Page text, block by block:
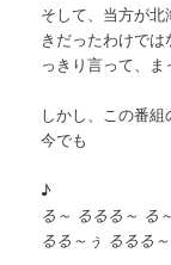
そして、当方が
きだったわけで
っきり言って、ま
しかし、この番組
今でも
♪
る～ るるる～ る
るる～ぅ るるる